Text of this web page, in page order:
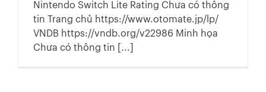
Nintendo Switch Lite Rating Chưa có thông
tin Trang chủ https://www.otomate.jp/lp/
VNDB https://vndb.org/v22986 Minh họa
Chưa có thông tin [...]